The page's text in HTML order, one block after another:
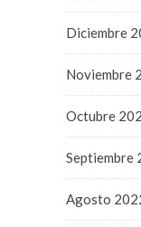
Diciembre
Noviembre
Octubre
Septiembre
Agosto